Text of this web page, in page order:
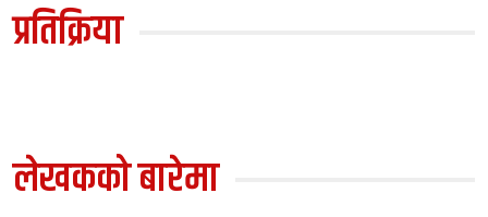
प्रतिक्रिया
लेखकको बारेमा